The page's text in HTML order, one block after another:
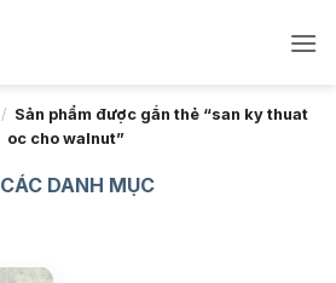
/ Sản phẩm được gắn thẻ “san ky thuat
oc cho walnut”
CÁC DANH MỤC